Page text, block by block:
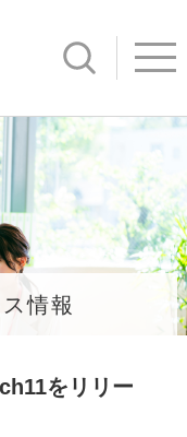
サイト内
情報
をリリー